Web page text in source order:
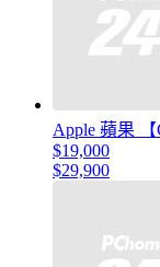
Apple 蘋果
$19,000
$29,900